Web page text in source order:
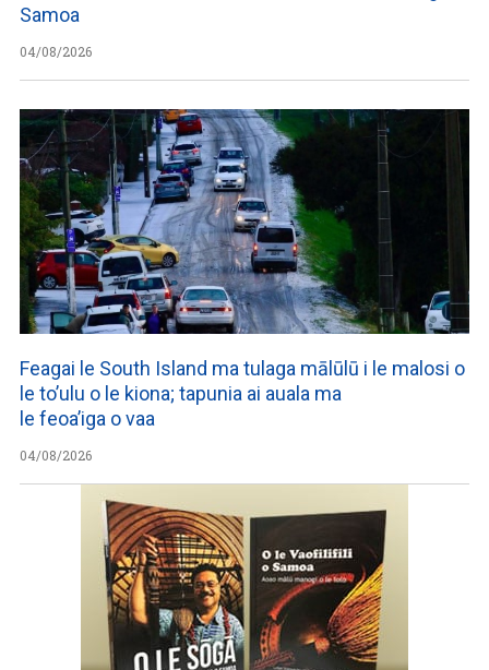
Samoa
04/08/2026
Feagai le South Island ma tulaga mālūlū i le malosi o
le to’ulu o le kiona; tapunia ai auala ma
le feoa’iga o vaa
04/08/2026